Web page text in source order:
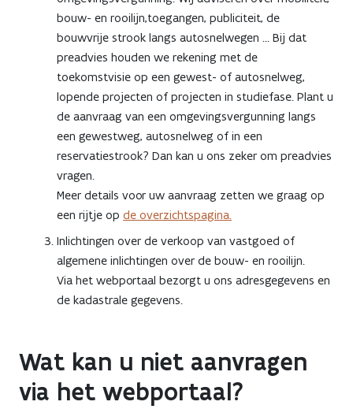
bouw- en rooilijn,toegangen, publiciteit, de
bouwvrije strook langs autosnelwegen ... Bij dat
preadvies houden we rekening met de
toekomstvisie op een gewest- of autosnelweg,
lopende projecten of projecten in studiefase. Plant u
de aanvraag van een omgevingsvergunning langs
een gewestweg, autosnelweg of in een
reservatiestrook? Dan kan u ons zeker om preadvies
vragen.
Meer details voor uw aanvraag zetten we graag op
een rijtje op de overzichtspagina.
Inlichtingen over de verkoop van vastgoed of
algemene inlichtingen over de bouw- en rooilijn.
Via het webportaal bezorgt u ons adresgegevens en
de kadastrale gegevens.
Wat kan u niet aanvragen
via het webportaal?